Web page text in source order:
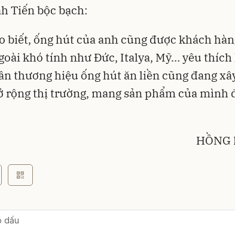
Tiến bộc bạch:
biết, ống hút của anh cũng được khách
khó tính như Đức, Italya, Mỹ… yêu
thương hiệu ống hút ăn liền cũng đang
rộng thị trường, mang sản phẩm của mình
HỒNG